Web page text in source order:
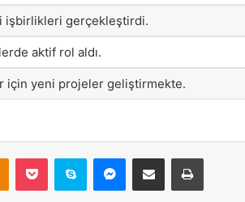
işbirlikleri gerçekleştirdi.
aktif rol aldı.
için yeni projeler geliştirmekte.
Odnoklassniki
Pocket Skype Messenger
E-Posta ile paylaş Yazdır